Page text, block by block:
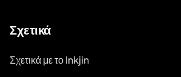
Σχετικά
Σχετικά με το Inkjin